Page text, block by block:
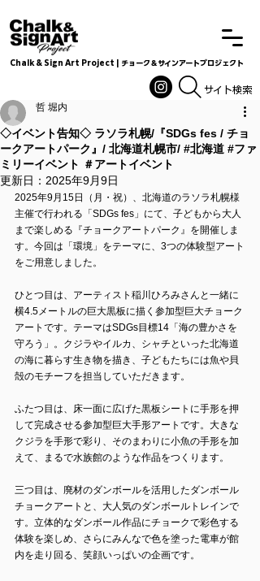
Chalk & Sign Art Project | チョーク＆サインアートプロジェクト
​​​サイト検索
◇イベント告知◇ ラソラ札幌/『SDGs fes / チョ
ークアートパーク』/ 北海道札幌市/ #北海道 #ファ
ミリーイベント ＃アートイベント
哲 堀内
更新日： 2025年9月9日
2025年9月15日（月・祝）、北海道のラソラ札幌様
主催で行われる「SDGs fes」にて、子どもから大人
まで楽しめる『チョークアートパーク』を開催しま
す。今回は「環境」をテーマに、3つの体験型アート
をご用意しました。
ひとつ目は、アーティスト稲川ひろみさんと一緒に
横4.5メートルの巨大黒板に描く参加型巨大チョーク
アートです。テーマはSDGs目標14「海の豊かさを
守ろう」。クジラやイルカ、シャチといった北海道
の海に暮らす生き物を描き、子どもたちには魚や貝
殻のモチーフを担当していただきます。
ふたつ目は、床一面に広げた黒板シートに手形を押
して完成させる参加型巨大手形アートです。大きな
クジラを手形で彩り、そのまわりに小魚の手形を加
えて、まるで水族館のような作品をつくります。
三つ目は、廃材のダンボールを活用したダンボール
チョークアートと、大人気のダンボールトレインで
す。立体的なダンボール作品にチョークで彩色する
体験を楽しめ、さらにみんなで色を塗った電車が館
内を走り回る、笑顔いっぱいの企画です。